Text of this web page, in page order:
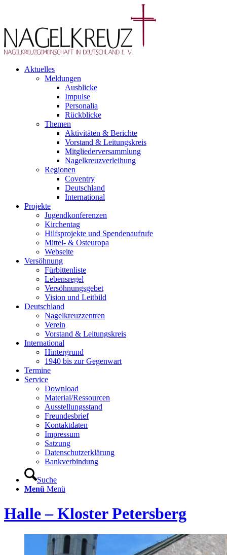
Aktuelles
Meldungen
Ausblicke
Impulse
Personalia
Rückblicke
Themen
Aktivitäten & Berichte
Vorstand & Leitungskreis
Mitgliederversammlung
Nagelkreuzverleihung
Regionen
Coventry
Deutschland
International
Projekte
Jugendkonferenzen
Kirchentag
Hilfsprojekte und Spendenaufrufe
Mittel- & Osteuropa
Webseite
Versöhnung
Fürbittenliste
Lebensregel
Versöhnungsgebet
Vision und Leitbild
Deutschland
Nagelkreuzzentren
Verein
Vorstand & Leitungskreis
International
Hintergrund
1940 bis zur Gegenwart
Termine
Service
Download
Material/Ressourcen
Ausstellungsstand
Freundesbrief
Kontaktdaten
Impressum
Satzung
Datenschutzerklärung
Bankverbindung
Suche
Menü Menü
Halle – Kloster Petersberg